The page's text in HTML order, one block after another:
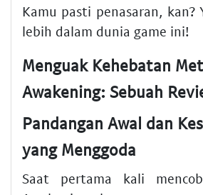
Kamu pasti penasaran, kan?
lebih dalam dunia game ini!
Menguak Kehebatan
Awakening: Sebuah
Pandangan Awal dan
yang Menggoda
Saat pertama kali